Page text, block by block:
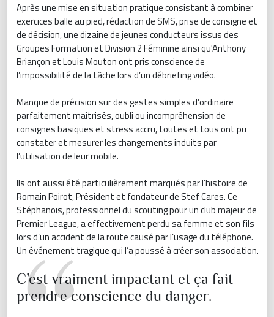
Après une mise en situation pratique consistant à combiner
exercices balle au pied, rédaction de SMS, prise de consigne et
de décision, une dizaine de jeunes conducteurs issus des
Groupes Formation et Division 2 Féminine ainsi qu'Anthony
Briançon et Louis Mouton ont pris conscience de
l’impossibilité de la tâche lors d’un débriefing vidéo.
Manque de précision sur des gestes simples d’ordinaire
parfaitement maîtrisés, oubli ou incompréhension de
consignes basiques et stress accru, toutes et tous ont pu
constater et mesurer les changements induits par
l’utilisation de leur mobile.
Ils ont aussi été particulièrement marqués par l’histoire de
Romain Poirot, Président et fondateur de Stef Cares. Ce
Stéphanois, professionnel du scouting pour un club majeur de
Premier League, a effectivement perdu sa femme et son fils
lors d’un accident de la route causé par l’usage du téléphone.
Un événement tragique qui l’a poussé à créer son association.
C’est vraiment impactant et ça fait
prendre conscience du danger.